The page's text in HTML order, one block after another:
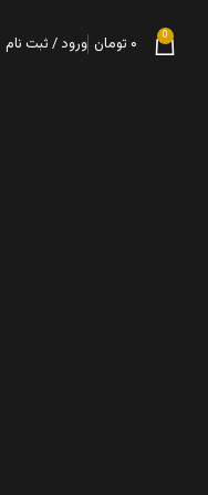
0 ۰ تومان ورود / ثبت نام